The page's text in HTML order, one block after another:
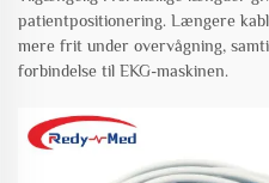
patientpositionering. Længere
mere frit under overvågning,
forbindelse til EKG-maskinen.